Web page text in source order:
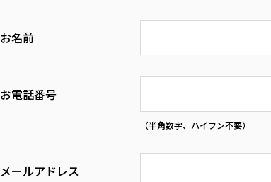
お名前
お電話番号
（半角数字、ハイフン不要）
メールアドレス